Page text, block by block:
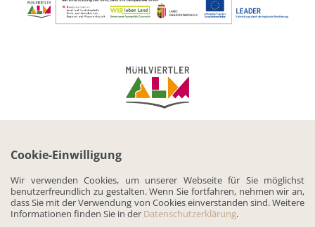
Cookie-Einwilligung
Wir verwenden Cookies, um unserer Webseite für Sie möglichst
benutzerfreundlich zu gestalten. Wenn Sie fortfahren, nehmen wir an,
dass Sie mit der Verwendung von Cookies einverstanden sind. Weitere
Informationen finden Sie in der Datenschutzerklärung.